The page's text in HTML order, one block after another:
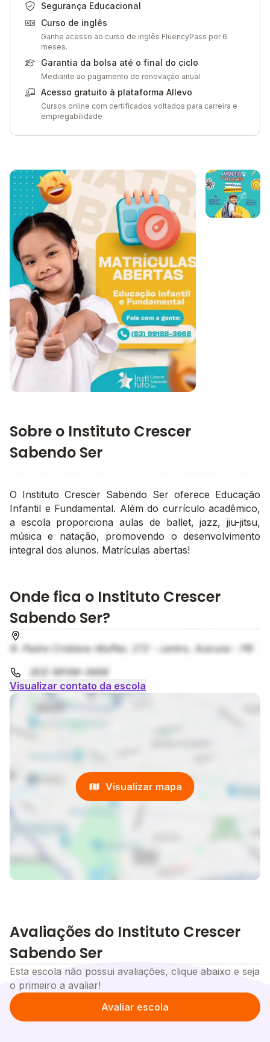
Segurança Educacional
Curso de inglês
Ganhe acesso ao curso de inglês FluencyPass por 6
meses.
Garantia da bolsa até o final do ciclo
Mediante ao pagamento de renovação anual
Acesso gratuito à plataforma Allevo
Cursos online com certificados voltados para carreira e
empregabilidade
Galeria de imagem
Sobre o Instituto Crescer
Sabendo Ser
O Instituto Crescer Sabendo Ser oferece Educação
Infantil e Fundamental. Além do currículo acadêmico,
a escola proporciona aulas de ballet, jazz, jiu-jitsu,
música e natação, promovendo o desenvolvimento
integral dos alunos. Matrículas abertas!
Onde fica o Instituto Crescer
Sabendo Ser?
R. Padre Cristiano Mulfler, 272 - centro, Araruna - PB
(83) 99198-3668
Visualizar contato da escola
Visualizar mapa
Avaliações do Instituto Crescer
Sabendo Ser
Esta escola não possui avaliações, clique abaixo e seja
o primeiro a avaliar!
Avaliar escola